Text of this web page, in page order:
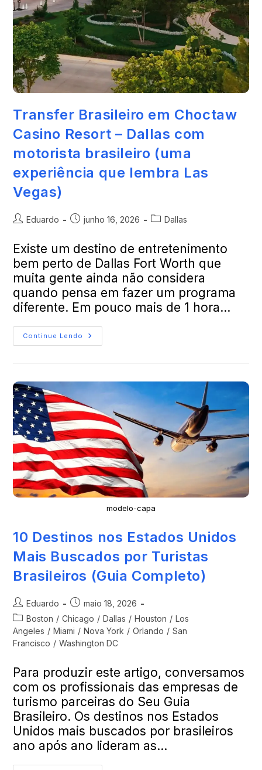
Transfer Brasileiro em Choctaw
Casino Resort – Dallas com
motorista brasileiro (uma
experiência que lembra Las
Vegas)
Eduardo junho 16, 2026 Dallas
Existe um destino de entretenimento
bem perto de Dallas Fort Worth que
muita gente ainda não considera
quando pensa em fazer um programa
diferente. Em pouco mais de 1 hora…
Continue Lendo
modelo-capa
10 Destinos nos Estados Unidos
Mais Buscados por Turistas
Brasileiros (Guia Completo)
Eduardo
maio 18, 2026
Boston / Chicago / Dallas / Houston / Los
Angeles / Miami / Nova York / Orlando / San
Francisco / Washington DC
Para produzir este artigo, conversamos
com os profissionais das empresas de
turismo parceiras do Seu Guia
Brasileiro. Os destinos nos Estados
Unidos mais buscados por brasileiros
ano após ano lideram as…